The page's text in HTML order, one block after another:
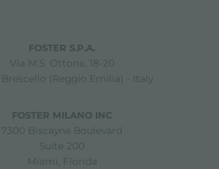
FOSTER S.P.A.
Via M.S. Ottone, 18-20
Brescello (Reggio Emilia) - Italy
FOSTER MILANO INC
7300 Biscayne Boulevard
Suite 200
Miami, Florida